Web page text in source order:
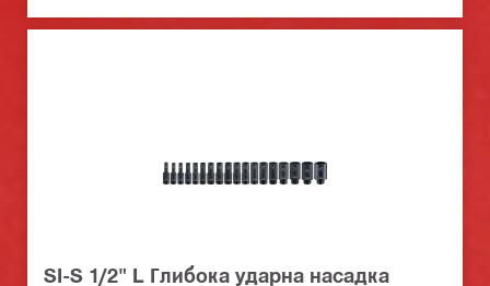
SI-S 1/2" L Глибока ударна насадка